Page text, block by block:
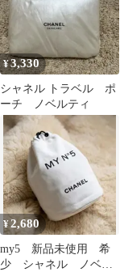
¥3,330
シャネル トラベル ポ
ーチ ノベルティ
¥2,680
my5 新品未使用 希
少 シャネル ノベル